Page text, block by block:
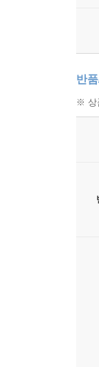
반
※ 상